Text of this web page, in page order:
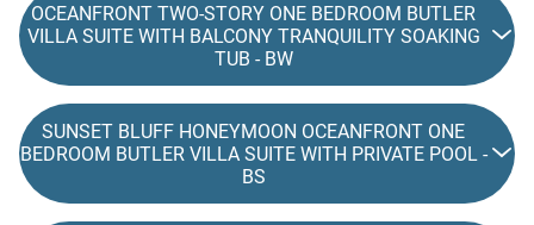
OCEANFRONT TWO-STORY ONE BEDROOM BUTLER
VILLA SUITE WITH BALCONY TRANQUILITY SOAKING
TUB - BW
SUNSET BLUFF HONEYMOON OCEANFRONT ONE
BEDROOM BUTLER VILLA SUITE WITH PRIVATE POOL -
BS